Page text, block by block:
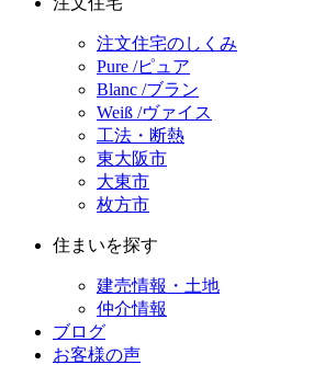
注文住宅のしくみ
Pure /ピュア
Blanc /ブラン
Weiß /ヴァイス
工法・断熱
東大阪市
大東市
枚方市
住まいを探す
建売情報・土地
仲介情報
ブログ
お客様の声